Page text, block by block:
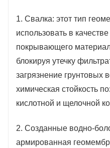
1. Свалка: этот тип
использовать в
покрывающего
блокируя утечку
загрязнение грунтовых
химическая стойкость
кислотной и щелочной
2. Созданные водно-
армированная